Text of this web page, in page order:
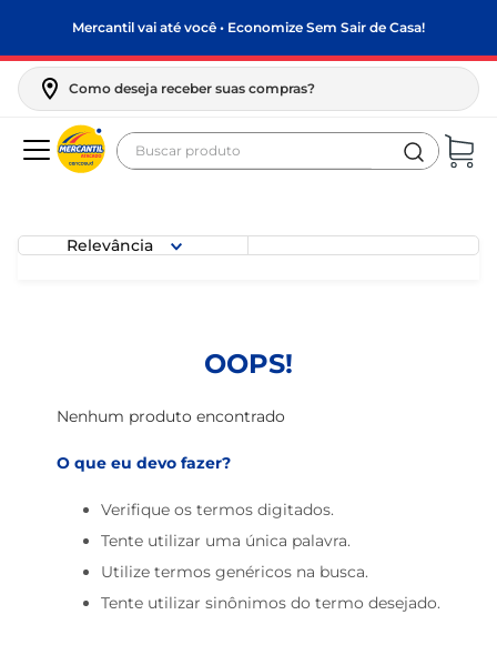
Mercantil vai até você • Economize Sem Sair de Casa!
Como deseja receber suas compras?
Buscar produto
Relevância
OOPS!
Nenhum produto encontrado
O que eu devo fazer?
Verifique os termos digitados.
Tente utilizar uma única palavra.
Utilize termos genéricos na busca.
Tente utilizar sinônimos do termo desejado.
Termos mais buscados
frango
leite pó
macarrão